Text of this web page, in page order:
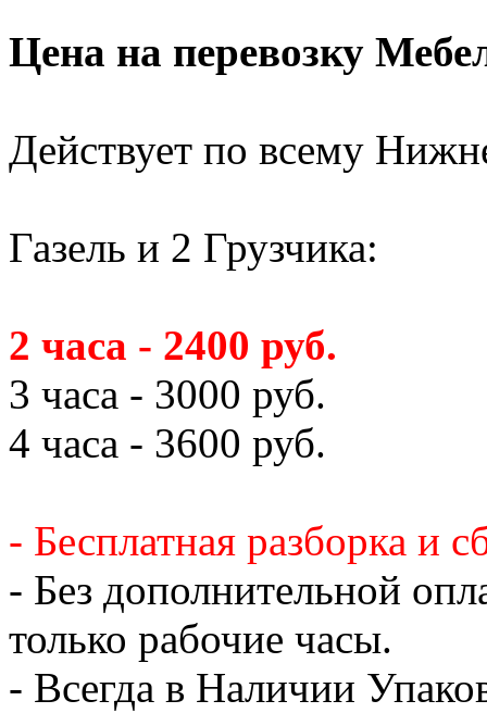
Цена на перевозку
Действует по всему
Газель и 2 Грузчика:
2 часа - 2400 руб.
3 часа - 3000 руб.
4 часа - 3600 руб.
- Бесплатная разборка и
- Без дополнительной
только рабочие часы.
- Всегда в Наличии